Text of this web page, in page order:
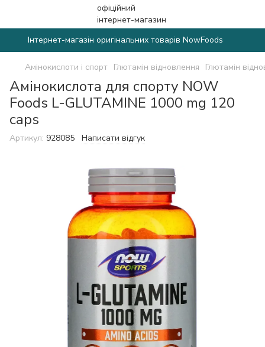
Інтернет-магазін оригінальних товарів NowFoods
Амінокислоти і спорт Глютамін відновлення Глютамін
Амінокислота для спорту NOW
Foods L-GLUTAMINE 1000 mg 120
caps
Артикул: 928085 Написати відгук